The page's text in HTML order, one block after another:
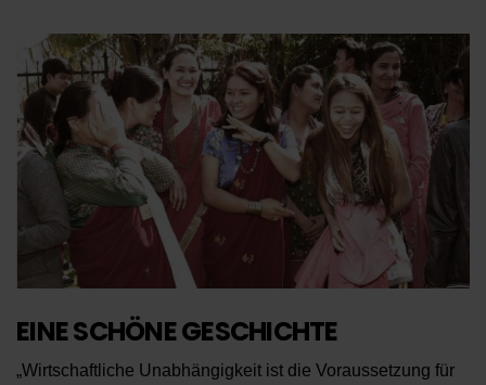
EINE SCHÖNE GESCHICHTE
„Wirtschaftliche Unabhängigkeit ist die Voraussetzung für